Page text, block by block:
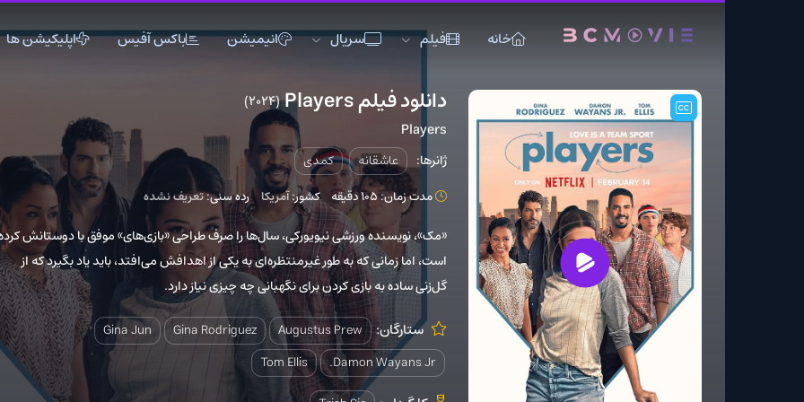
خانه فیلم
اکشن
تاریخی تاک شو
جنگی خانوادگی
دلهره آور
عاشقانه
فانتزی کمدی
ماجراجویی
مستند
موزیک
موزیکال
ورزشی
وسترن
سریال
جنگی
دلهره آور
فانتزی
ماجراجویی
موزیک
ورزشی
انیمیشن باکس آفیس اپلیکیشن ها
دانلود فیلم Players
Players
ژانرها: عاشقانه کمدی
مدت زمان: 105 دقیقه کشور:آمریکا رده سنی:تعریف نشده
«مک»، نویسنده ورزشی نیویورکی، سال‌ها را صرف طراحی «بازی‌های» موفق با دوستانش کرده
است، اما زمانی که به طور غیرمنتظره‌ای به یکی از اهدافش می‌افتد، باید یاد بگیرد که از
گل‌زنی ساده به بازی کردن برای نگهبانی چه چیزی نیاز دارد.
Augustus Prew
Gina Rodriguez
Gina Jun
Damon Wayans Jr.
Tom Ellis